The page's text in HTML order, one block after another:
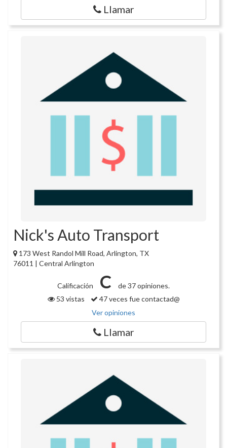
Llamar
Nick's Auto Transport
173 West Randol Mill Road, Arlington, TX
76011 | Central Arlington
Calificación C
de 37 opiniones.
53 vistas
47 veces fue contactad@
Ver opiniones
Llamar